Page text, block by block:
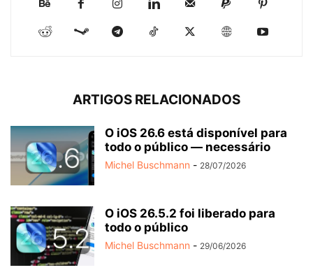
ARTIGOS RELACIONADOS
O iOS 26.6 está disponível para
todo o público — necessário
Michel Buschmann - 28/07/2026
O iOS 26.5.2 foi liberado para
todo o público
Michel Buschmann - 29/06/2026